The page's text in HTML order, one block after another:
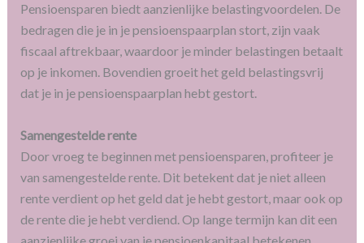
Pensioensparen biedt aanzienlijke belastingvoordelen. De
bedragen die je in je pensioenspaarplan stort, zijn vaak
fiscaal aftrekbaar, waardoor je minder belastingen betaalt
op je inkomen. Bovendien groeit het geld belastingsvrij
dat je in je pensioenspaarplan hebt gestort.
Samengestelde rente
Door vroeg te beginnen met pensioensparen, profiteer je
van samengestelde rente. Dit betekent dat je niet alleen
rente verdient op het geld dat je hebt gestort, maar ook op
de rente die je hebt verdiend. Op lange termijn kan dit een